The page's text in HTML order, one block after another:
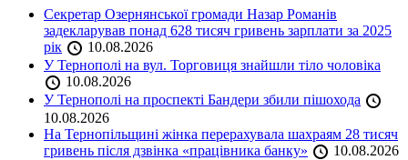
Секретар Озернянської громади Назар Романів
задекларував понад 628 тисяч гривень зарплати за 2025
рік
10.08.2026
У Тернополі на вул. Торговиця знайшли тіло чоловіка
10.08.2026
У Тернополі на проспекті Бандери збили пішохода
10.08.2026
На Тернопільщині жінка перерахувала шахраям 28 тисяч
гривень після дзвінка «працівника банку»
10.08.2026